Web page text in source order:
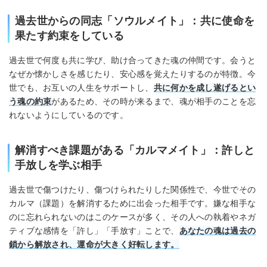
過去世からの同志「ソウルメイト」：共に使命を
果たす約束をしている
過去世で何度も共に学び、助け合ってきた魂の仲間です。会うと
なぜか懐かしさを感じたり、安心感を覚えたりするのが特徴。今
世でも、お互いの人生をサポートし、 共に何かを成し遂げるとい
う魂の約束があるため、その時が来るまで、魂が相手のことを忘
れないようにしているのです。
解消すべき課題がある「カルマメイト」：許しと
手放しを学ぶ相手
過去世で傷つけたり、傷つけられたりした関係性で、今世でその
カルマ（課題）を解消するために出会った相手です。嫌な相手な
のに忘れられないのはこのケースが多く、その人への執着やネガ
ティブな感情を「許し」「手放す」ことで、 あなたの魂は過去の
鎖から解放され、運命が大きく好転します。